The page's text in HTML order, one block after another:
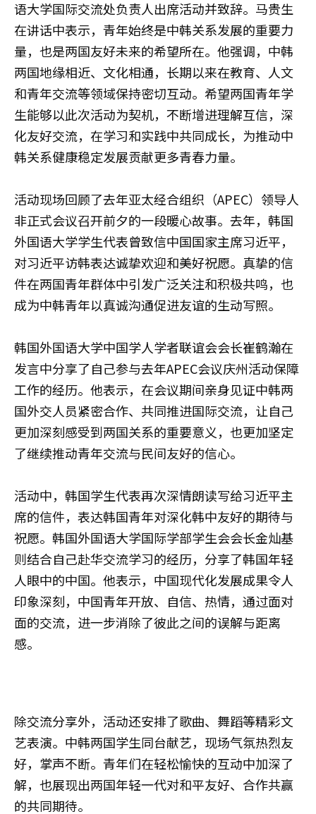
语大学国际交流处负责人出席活动并致辞。马贵生
在讲话中表示，青年始终是中韩关系发展的重要力
量，也是两国友好未来的希望所在。他强调，中韩
两国地缘相近、文化相通，长期以来在教育、人文
和青年交流等领域保持密切互动。希望两国青年学
生能够以此次活动为契机，不断增进理解互信，深
化友好交流，在学习和实践中共同成长，为推动中
韩关系健康稳定发展贡献更多青春力量。
活动现场回顾了去年亚太经合组织（APEC）领导人
非正式会议召开前夕的一段暖心故事。去年，韩国
外国语大学学生代表曾致信中国国家主席习近平，
对习近平访韩表达诚挚欢迎和美好祝愿。真挚的信
件在两国青年群体中引发广泛关注和积极共鸣，也
成为中韩青年以真诚沟通促进友谊的生动写照。
韩国外国语大学中国学人学者联谊会会长崔鹤瀚在
发言中分享了自己参与去年APEC会议庆州活动保障
工作的经历。他表示，在会议期间亲身见证中韩两
国外交人员紧密合作、共同推进国际交流，让自己
更加深刻感受到两国关系的重要意义，也更加坚定
了继续推动青年交流与民间友好的信心。
活动中，韩国学生代表再次深情朗读写给习近平主
席的信件，表达韩国青年对深化韩中友好的期待与
祝愿。韩国外国语大学国际学部学生会会长金灿基
则结合自己赴华交流学习的经历，分享了韩国年轻
人眼中的中国。他表示，中国现代化发展成果令人
印象深刻，中国青年开放、自信、热情，通过面对
面的交流，进一步消除了彼此之间的误解与距离
感。
除交流分享外，活动还安排了歌曲、舞蹈等精彩文
艺表演。中韩两国学生同台献艺，现场气氛热烈友
好，掌声不断。青年们在轻松愉快的互动中加深了
解，也展现出两国年轻一代对和平友好、合作共赢
的共同期待。